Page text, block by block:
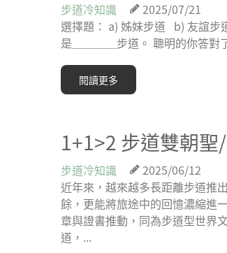
步道冷知識
2025/07/21
選擇題： a) 姊妹步道 b) 友誼步
是＿＿＿＿步道。 聰明的你答對
閱讀更多
1+1>2 步道雙朝
步道冷知識
2025/06/12
近年來，越來越多長距離步道推
餘，更能將旅途中的回憶濃縮進
章與證書推動，同為步道型世界
道，...